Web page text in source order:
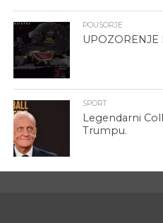
POUSORJE
UPOZORENJE
SPORT
Legendarni
Trumpu.